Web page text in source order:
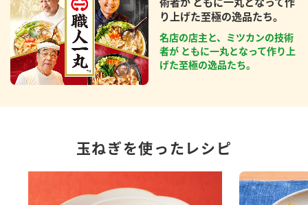
り上げた至極の逸品たち。
名店の店主と、ミツカンの技術
者が ともに一丸となって作り上
げた至極の逸品たち。
玉ねぎを使ったレシピ